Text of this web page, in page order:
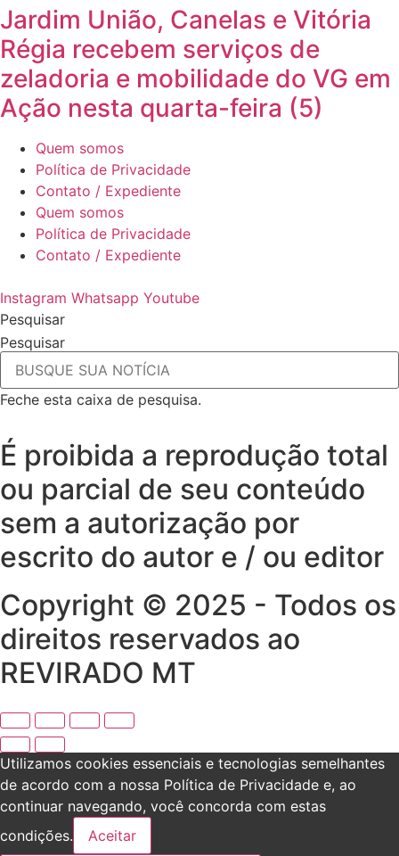
Jardim União, Canelas e Vitória
Régia recebem serviços de
zeladoria e mobilidade do VG em
Ação nesta quarta-feira (5)
Quem somos
Política de Privacidade
Contato / Expediente
Quem somos
Política de Privacidade
Contato / Expediente
Instagram Whatsapp Youtube
Pesquisar
Pesquisar
Feche esta caixa de pesquisa.
É proibida a reprodução total
ou parcial de seu conteúdo
sem a autorização por
escrito do autor e / ou editor
Copyright © 2025 - Todos os
direitos reservados ao
REVIRADO MT
Utilizamos cookies essenciais e tecnologias semelhantes
de acordo com a nossa Política de Privacidade e, ao
continuar navegando, você concorda com estas
condições.
Aceitar